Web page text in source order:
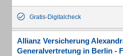
Gratis-Digitalcheck
Allianz Versicherung
Generalvertretung in Berlin -